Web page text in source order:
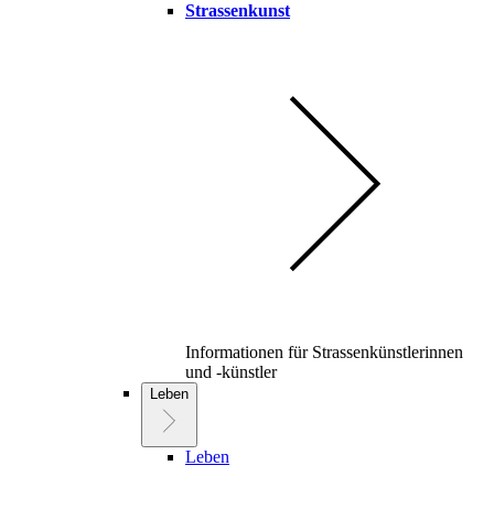
Strassenkunst
Informationen für Strassenkünstlerinnen
und -künstler
Leben
Leben